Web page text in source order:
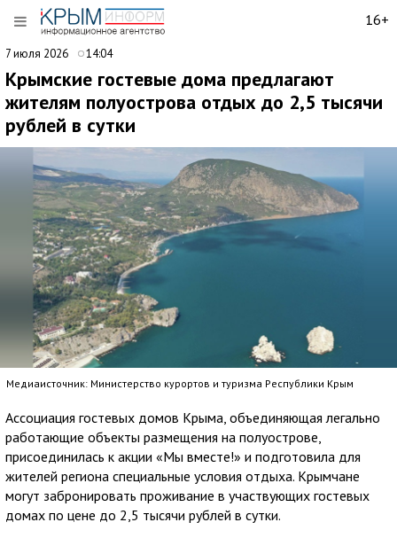
16+
7 июля 2026 14:04
Крымские гостевые дома предлагают
жителям полуострова отдых до 2,5 тысячи
рублей в сутки
Медиаисточник: Министерство курортов и туризма Республики Крым
Ассоциация гостевых домов Крыма, объединяющая легально
работающие объекты размещения на полуострове,
присоединилась к акции «Мы вместе!» и подготовила для
жителей региона специальные условия отдыха. Крымчане
могут забронировать проживание в участвующих гостевых
домах по цене до 2,5 тысячи рублей в сутки.